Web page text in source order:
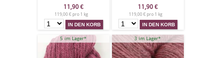
11,90 €
119,00 € pro 1 kg
11,90 €
119,00 € pro 1 kg
5 im Lager* 3 im Lager*